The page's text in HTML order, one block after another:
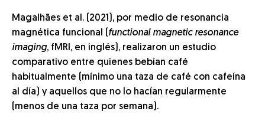
Magalhães et al. (2021), por medio de resonancia
magnética funcional (functional magnetic resonance
imaging, fMRI, en inglés), realizaron un estudio
comparativo entre quienes bebían café
habitualmente (mínimo una taza de café con cafeína
al día) y aquellos que no lo hacían regularmente
(menos de una taza por semana).